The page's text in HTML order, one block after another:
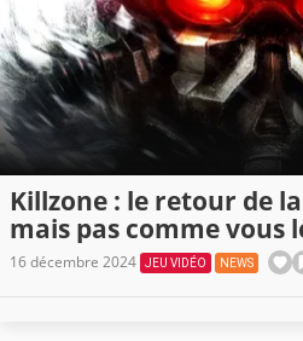
Killzone : le retour de
mais pas comme vous
16 décembre 2024 JEU VIDÉO NEWS